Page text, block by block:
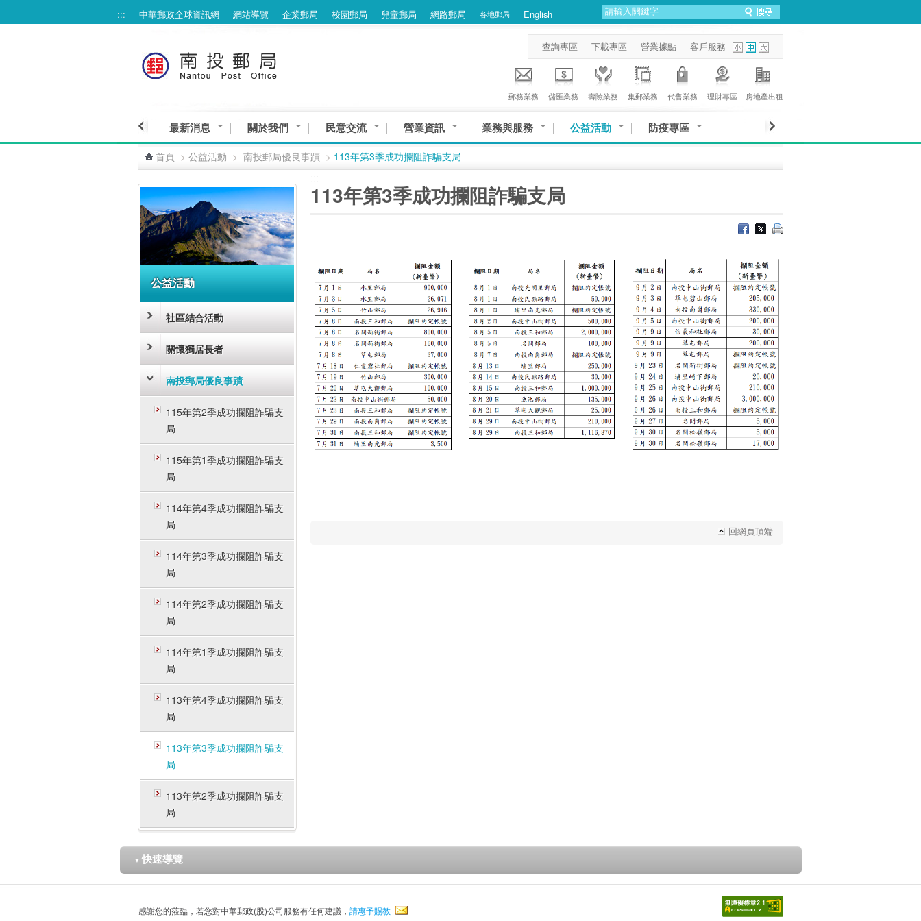
::: 中華郵政全球資訊網 網站導覽 企業郵局 校園郵局 兒童郵局 網路郵局 各地郵局 English
查詢專區 下載專區 營業據點 客戶服務
郵務業務 儲匯業務 壽險業務 集郵業務 代售業務 理財專區 房地產出租
最新消息 關於我們 民意交流 營業資訊 業務與服務 公益活動 防疫專區
首頁 > 公益活動 > 南投郵局優良事蹟 > 113年第3季成功攔阻詐騙支局
公益活動
社區結合活動
關懷獨居長者
南投郵局優良事蹟
115年第2季成功攔阻詐騙支
局
115年第1季成功攔阻詐騙支
局
114年第4季成功攔阻詐騙支
局
114年第3季成功攔阻詐騙支
局
114年第2季成功攔阻詐騙支
局
114年第1季成功攔阻詐騙支
局
113年第4季成功攔阻詐騙支
局
113年第3季成功攔阻詐騙支
局
113年第2季成功攔阻詐騙支
局
113年第3季成功攔阻詐騙支局
回網頁頂端
▼ 快速導覽
感謝您的蒞臨，若您對中華郵政(股)公司服務有任何建議， 請惠予賜教